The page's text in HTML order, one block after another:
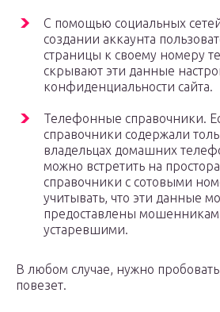
С помощью социальных
создании аккаунта
страницы к своему номеру
скрывают эти данные
конфиденциальности сайта.
Телефонные справочники.
справочники содержали
владельцах домашних
можно встретить на
справочники с сотовыми
учитывать, что эти данные
предоставлены
устаревшими.
В любом случае, нужно
повезет.